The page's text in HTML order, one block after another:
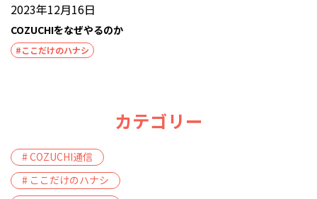
2023年12月16日
COZUCHIをなぜやるのか
#ここだけのハナシ
カテゴリー
# COZUCHI通信
# ここだけのハナシ